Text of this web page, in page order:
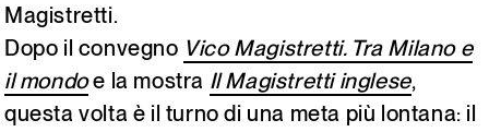
Lo studio museo è chiuso dal 3 al 31 agosto. Ci rivediamo l’1 settembre!
Italiano English
Magistretti.
Dopo il convegno Vico Magistretti. Tra Milano e
il mondoe la mostra Il Magistretti inglese,
questa volta è il turno di una meta più lontana: il